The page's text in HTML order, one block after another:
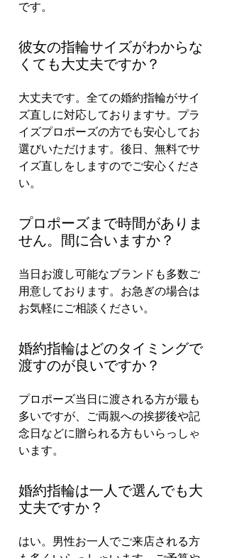
です。
彼女の指輪サイズがわからな
くても大丈夫ですか？
大丈夫です。全ての婚約指輪がサイ
ズ直しに対応しておりますサ。プラ
イズプロポーズの方でも安心してお
選びいただけます。後日、無料でサ
イズ直しをしますのでご安心くださ
い。
プロポーズまで時間がありま
せん。間に合いますか？
当日お渡し可能なブランドも多数ご
用意しております。お急ぎの場合は
お気軽にご相談ください。
婚約指輪はどのタイミングで
渡すのが良いですか？
プロポーズ当日に渡される方が最も
多いですが、ご両親への挨拶後や記
念日などに贈られる方もいらっしゃ
います。
婚約指輪は一人で選んでも大
丈夫ですか？
はい。男性お一人でご来店される方